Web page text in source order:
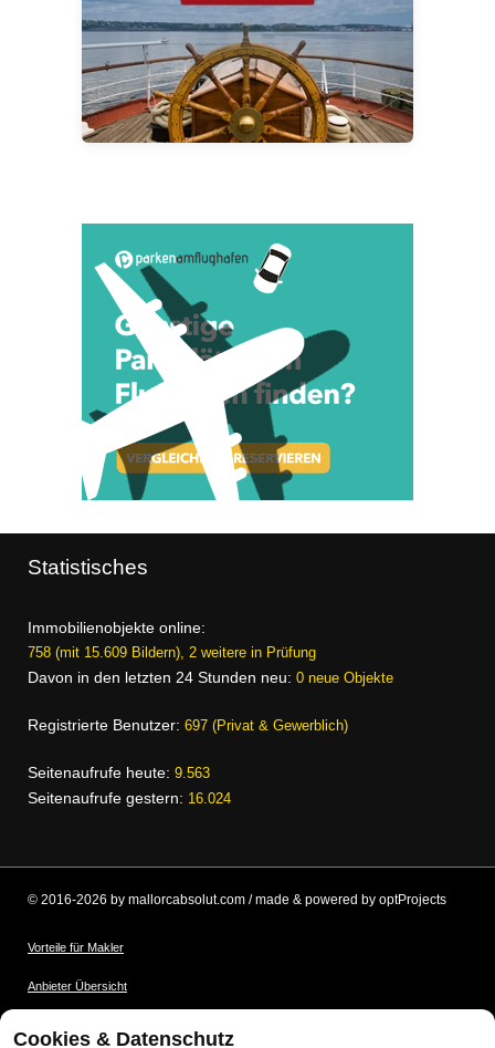
Statistisches
Immobilienobjekte online:
758 (mit 15.609 Bildern), 2 weitere in Prüfung
Davon in den letzten 24 Stunden neu: 0 neue Objekte
Registrierte Benutzer: 697 (Privat & Gewerblich)
Seitenaufrufe heute: 9.563
Seitenaufrufe gestern: 16.024
© 2016-2026 by mallorcabsolut.com / made & powered by optProjects
Vorteile für Makler
Anbieter Übersicht
Cookies & Datenschutz